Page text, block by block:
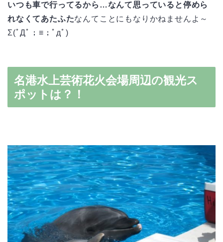
いつも車で行ってるから…なんて思っていると停めら
れなくてあたふたなんてことにもなりかねませんよ～
Σ(ﾟДﾟ；≡；ﾟдﾟ)
名港水上芸術花火会場周辺の観光ス
ポットは？！